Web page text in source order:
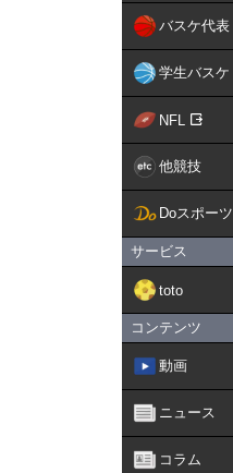
バスケ代表
学生バスケ
NFL
他競技
Doスポーツ
サービス
toto
コンテンツ
動画
ニュース
コラム